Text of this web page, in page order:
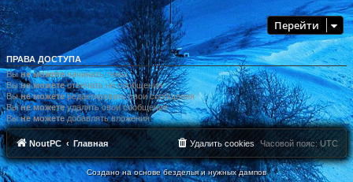
Перейти
ПРАВА ДОСТУПА
Выне можетеначинать темы
Выне можетеотвечать на сообщения
Выне можетередактировать свои сообщения
Выне можетеудалять свои сообщения
Выне можетедобавлять вложения
NoutPC Главная Часовой пояс:UTC
Удалить cookies
Создано на основе безделья и нужных дампов